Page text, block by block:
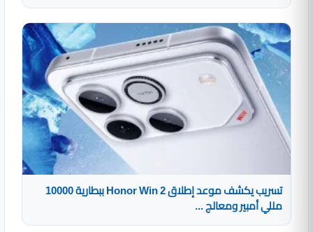
تسريب يكشف موعد إطلاق Honor Win 2 ببطارية 10000
مللي أمبير ومعالج ...